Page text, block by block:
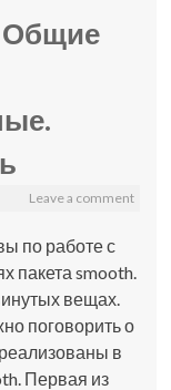
Общие
Leave a comment
по работе с
пакета smooth.
вещах.
поговорить о
в
Первая из